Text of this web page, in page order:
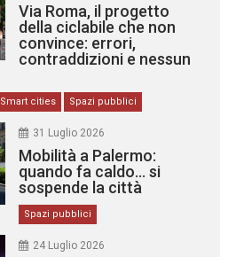
Via Roma, il progetto
della ciclabile che non
convince: errori,
contraddizioni e nessun
Smart cities Spazi pubblici
31 Luglio 2026
Mobilità a Palermo:
quando fa caldo… si
sospende la città
Spazi pubblici
24 Luglio 2026